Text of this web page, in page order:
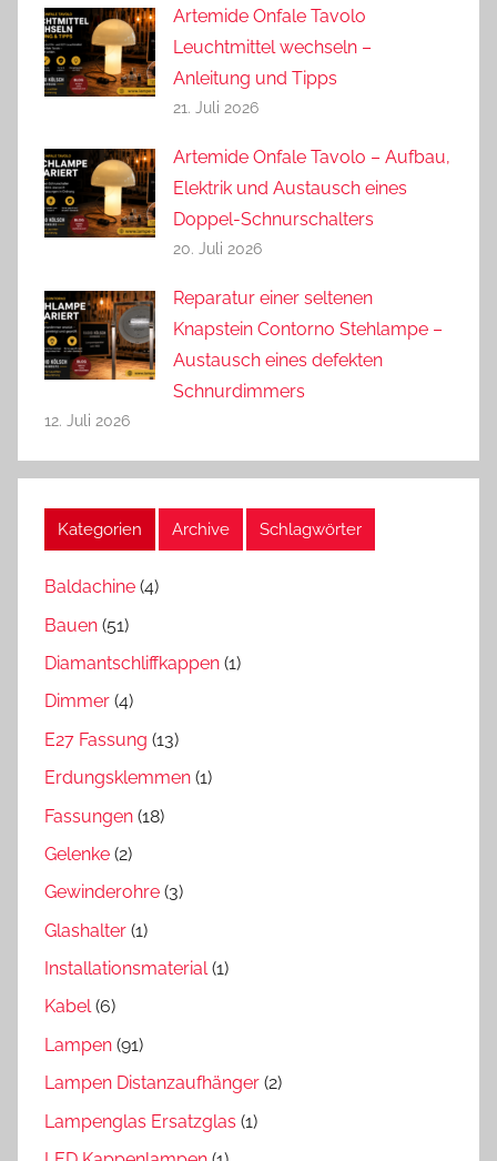
Artemide Onfale Tavolo
Leuchtmittel wechseln –
Anleitung und Tipps
21. Juli 2026
Artemide Onfale Tavolo – Aufbau,
Elektrik und Austausch eines
Doppel-Schnurschalters
20. Juli 2026
Reparatur einer seltenen
Knapstein Contorno Stehlampe –
Austausch eines defekten
Schnurdimmers
12. Juli 2026
Kategorien Archive Schlagwörter
Baldachine (4)
Bauen (51)
Diamantschliffkappen (1)
Dimmer (4)
E27 Fassung (13)
Erdungsklemmen (1)
Fassungen (18)
Gelenke (2)
Gewinderohre (3)
Glashalter (1)
Installationsmaterial(1)
Kabel(6)
Lampen (91)
Lampen Distanzaufhänger (2)
Lampenglas Ersatzglas (1)